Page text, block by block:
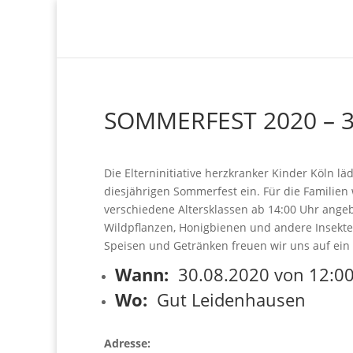
SOMMERFEST 2020 –
Die Elterninitiative herzkranker Kinder Köln
diesjährigen Sommerfest ein. Für die
verschiedene Altersklassen ab 14:00 Uhr
Wildpflanzen, Honigbienen und andere
Speisen und Getränken freuen wir uns auf ein
Wann: 30.08.2020 von
Wo: Gut Leidenhausen
Adresse: